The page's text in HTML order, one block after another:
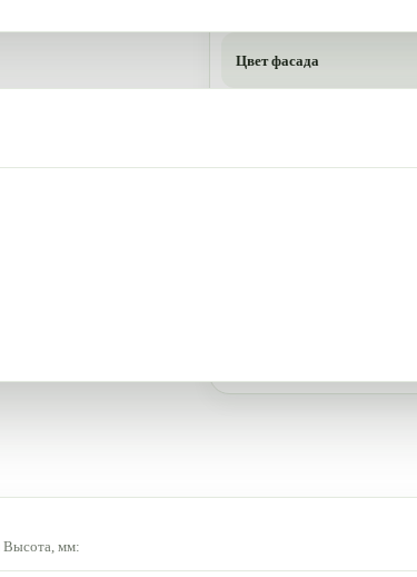
Цвет фасада
Высота, мм: